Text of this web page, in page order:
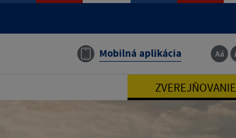
Mobilná aplikácia
ZVEREJŇOVANIE